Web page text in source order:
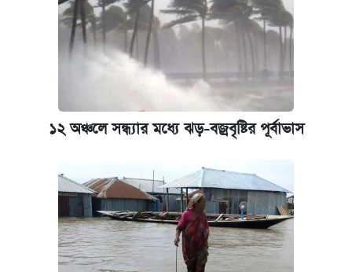
আজকের বাজারে স্বর্ণ-রুপার দাম (৫ আগস্ট)
আজকের বাজারে স্বর্ণের দাম (৬ আগস্ট)
ঢাবি আইবিএর এক্সিকিউটিভ এমবিএতে ভর্তি শুরু,
আবেদন ১২ আগস্ট পর্যন্ত
প্রতিষ্ঠান প্রধানদের ভাইভা শুরুর নির্দেশ শিক্ষামন্ত্রীর
১২ অঞ্চলে সন্ধ্যার মধ্যে ঝড়-বজ্রবৃষ্টির পূর্বাভাস